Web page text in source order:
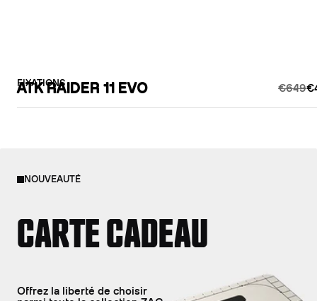
FIXATIONS
ATK RAIDER 11 EVO €649
NOUVEAUTÉ
CARTE CADEAU
Offrez la liberté de choisir